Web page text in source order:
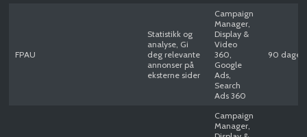
FPAU
Statistikk og
analyse, Gi
deg relevante
annonser på
eksterne sider
Campaign
Manager,
Display &
Video
360,
Google
Ads,
Search
Ads 360
90 dager
Campaign
Manager,